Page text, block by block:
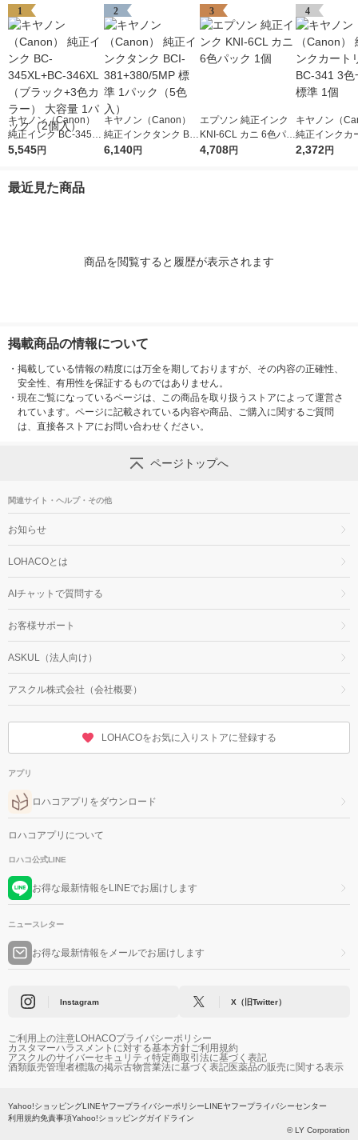
1
キヤノン（Canon）
純正インク BC-345XL
+BC-346XL （ブラッ
5,545円
2
キヤノン（Canon）
純正インクタンク BCI
-381+380/5MP 標準 1
6,140円
3
エプソン 純正インク
KNI-6CL カニ 6色パッ
ク 1個
4,708円
4
キヤノン（
純正インクカ
ジ BC-341 3
2,372円
最近見た商品
商品を閲覧すると履歴が表示されます
掲載商品の情報について
・ 掲載している情報の精度には万全を期しておりますが、その内容の正確性、
安全性、有用性を保証するものではありません。
・ 現在ご覧になっているページは、この商品を取り扱うストアによって運営さ
れています。ページに記載されている内容や商品、ご購入に関するご質問
は、直接各ストアにお問い合わせください。
ページトップへ
関連サイト・ヘルプ・その他
お知らせ
LOHACOとは
AIチャットで質問する
お客様サポート
ASKUL（法人向け）
アスクル株式会社（会社概要）
LOHACOをお気に入りストアに登録する
アプリ
ロハコアプリをダウンロード
ロハコアプリについて
ロハコ公式LINE
お得な最新情報をLINEでお届けします
ニュースレター
お得な最新情報をメールでお届けします
Instagram X（旧Twitter）
ご利用上の注意LOHACOプライバシーポリシー
カスタマーハラスメントに対する基本方針ご利用規約
アスクルのサイバーセキュリティ特定商取引法に基づく表記
酒類販売管理者標識の掲示古物営業法に基づく表記医薬品の販売に関する表示
Yahoo!ショッピングLINEヤフープライバシーポリシーLINEヤフープライバシーセンター
利用規約免責事項Yahoo!ショッピングガイドライン
© LY Corporation